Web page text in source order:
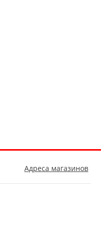
Адреса магазинов